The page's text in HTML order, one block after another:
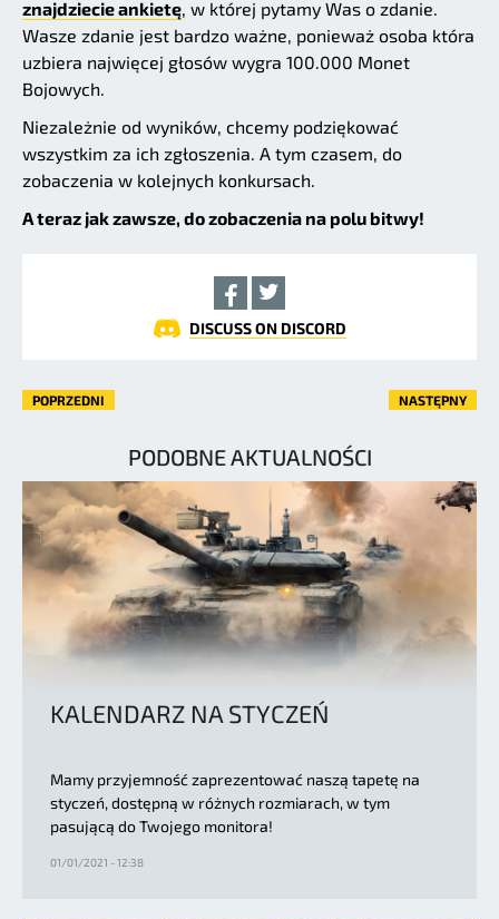
znajdziecie ankietę , w której pytamy Was o zdanie.
Wasze zdanie jest bardzo ważne, ponieważ osoba która
uzbiera najwięcej głosów wygra 100.000 Monet
Bojowych.
Niezależnie od wyników, chcemy podziękować
wszystkim za ich zgłoszenia. A tym czasem, do
zobaczenia w kolejnych konkursach.
A teraz jak zawsze, do zobaczenia na polu bitwy!
DISCUSS ON DISCORD
POPRZEDNI NASTĘPNY
PODOBNE AKTUALNOŚCI
KALENDARZ NA STYCZEŃ
Mamy przyjemność zaprezentować naszą tapetę na
styczeń, dostępną w różnych rozmiarach, w tym
pasującą do Twojego monitora!
01/01/2021 - 12:38